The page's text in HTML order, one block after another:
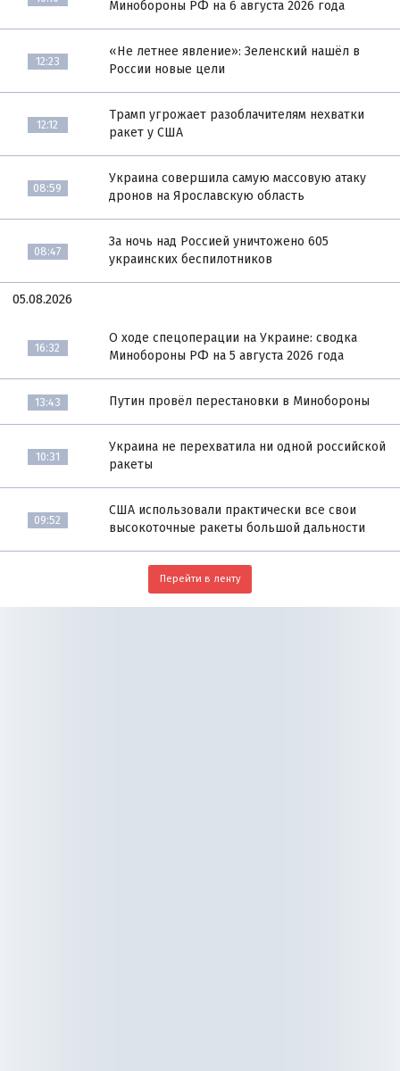
Минобороны РФ на 6 августа 2026 года
12:23
«Не летнее явление»: Зеленский нашёл в
России новые цели
12:12
Трамп угрожает разоблачителям нехватки
ракет у США
08:59
Украина совершила самую массовую атаку
дронов на Ярославскую область
08:47
За ночь над Россией уничтожено 605
украинских беспилотников
05.08.2026
16:32
О ходе спецоперации на Украине: сводка
Минобороны РФ на 5 августа 2026 года
13:43 Путин провёл перестановки в Минобороны
10:31
Украина не перехватила ни одной российской
ракеты
09:52
США использовали практически все свои
высокоточные ракеты большой дальности
Перейти в ленту